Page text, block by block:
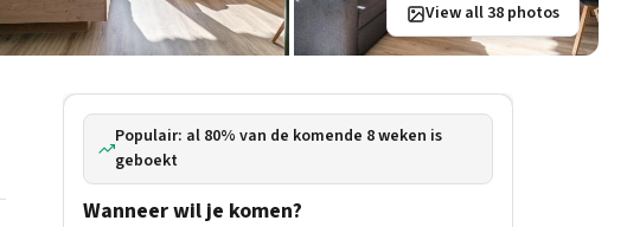
View all 38 photos
Populair: al 80% van de komende 8 weken is
geboekt
Wanneer wil je komen?